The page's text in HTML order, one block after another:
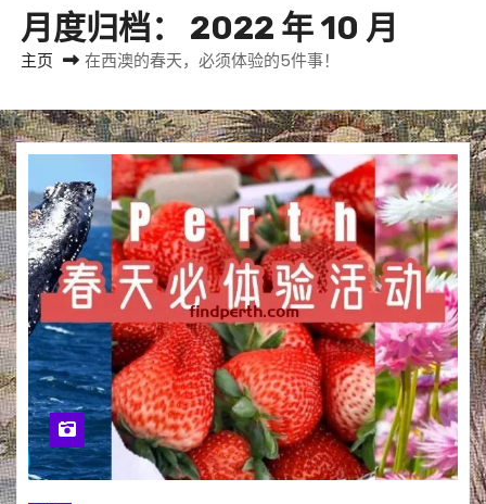
月度归档： 2022 年 10 月
主页 在西澳的春天，必须体验的5件事！